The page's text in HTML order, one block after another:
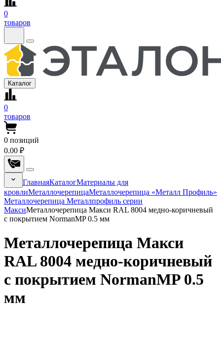
0
товаров
Каталог
0
товаров
0 позиций
0.00 ₽
ГлавнаяКаталогМатериалы для
кровлиМеталлочерепицаМеталлочерепица «Металл Профиль»
Металлочерепица Металлпрофиль серии
МаксиМеталлочерепица Макси RAL 8004 медно-коричневый
с покрытием NormanMP 0.5 мм
Металлочерепица Макси
RAL 8004 медно-коричневый
с покрытием NormanMP 0.5
мм